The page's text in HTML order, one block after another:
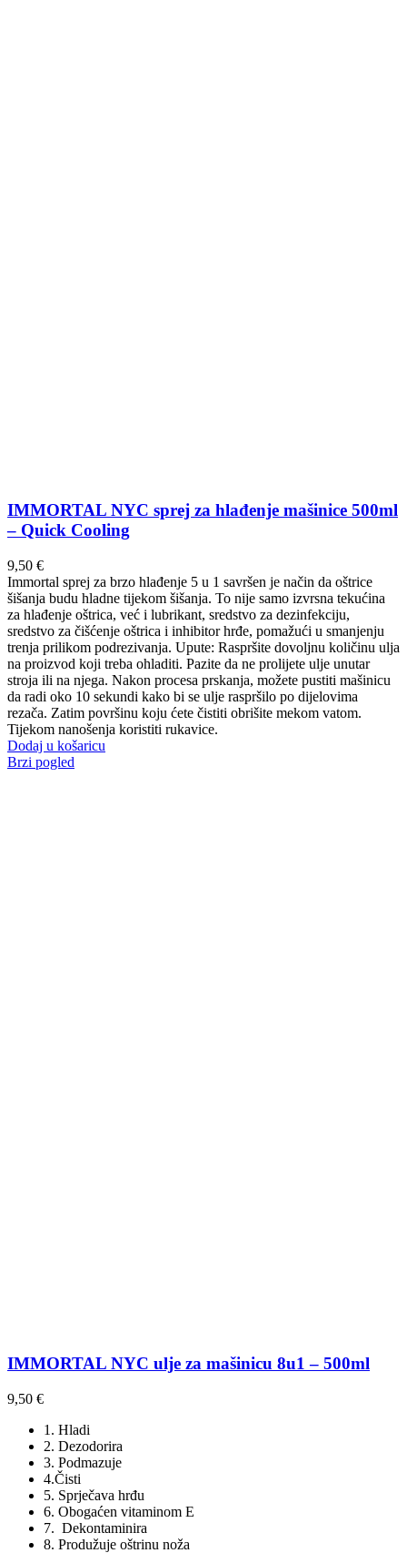
IMMORTAL NYC sprej za hlađenje mašinice 500ml
– Quick Cooling
9,50 €
Immortal sprej za brzo hlađenje 5 u 1 savršen je način da oštrice
šišanja budu hladne tijekom šišanja. To nije samo izvrsna tekućina
za hlađenje oštrica, već i lubrikant, sredstvo za dezinfekciju,
sredstvo za čišćenje oštrica i inhibitor hrđe, pomažući u smanjenju
trenja prilikom podrezivanja. Upute: Raspršite dovoljnu količinu ulja
na proizvod koji treba ohladiti. Pazite da ne prolijete ulje unutar
stroja ili na njega. Nakon procesa prskanja, možete pustiti mašinicu
da radi oko 10 sekundi kako bi se ulje raspršilo po dijelovima
rezača. Zatim površinu koju ćete čistiti obrišite mekom vatom.
Tijekom nanošenja koristiti rukavice.
Dodaj u košaricu
Brzi pogled
IMMORTAL NYC ulje za mašinicu 8u1 – 500ml
9,50 €
1. Hladi
2. Dezodorira
3. Podmazuje
4.Čisti
5. Sprječava hrđu
6. Obogaćen vitaminom E
7. Dekontaminira
8. Produžuje oštrinu noža